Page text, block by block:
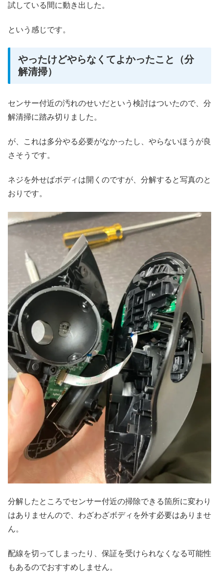
試している間に動き出した。
という感じです。
やったけどやらなくてよかったこと（分
解清掃）
センサー付近の汚れのせいだという検討はついたので、分
解清掃に踏み切りました。
が、これは多分やる必要がなかったし、やらないほうが良
さそうです。
ネジを外せばボディは開くのですが、分解すると写真のと
おりです。
分解したところでセンサー付近の掃除できる箇所に変わり
はありませんので、わざわざボディを外す必要はありませ
ん。
配線を切ってしまったり、保証を受けられなくなる可能性
もあるのでおすすめしません。